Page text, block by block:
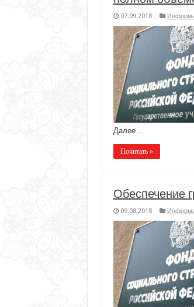
07.09.2018
Далее…
Почитать »
Обеспечение
09.08.2018